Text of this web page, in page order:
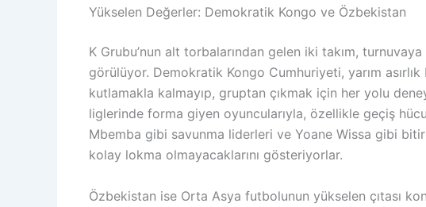
Yükselen Değerler: Demokratik Kongo ve Özbekistan
K Grubu’nun alt torbalarından gelen iki takım,
görülüyor. Demokratik Kongo Cumhuriyeti, yarım asırlık
kutlamakla kalmayıp, gruptan çıkmak için her yolu
liglerinde forma giyen oyuncularıyla, özellikle geçiş
Mbemba gibi savunma liderleri ve Yoane Wissa gibi
kolay lokma olmayacaklarını gösteriyorlar.
Özbekistan ise Orta Asya futbolunun yükselen çıtası